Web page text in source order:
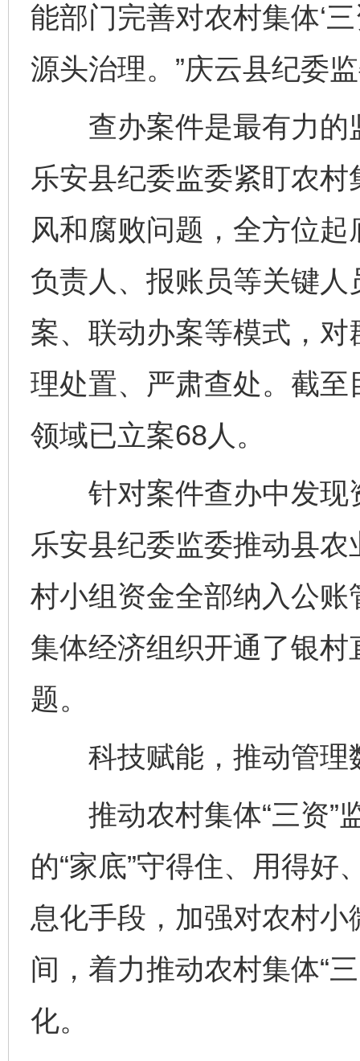
能部门完善对农村集体‘
源头治理。”庆云县纪委
查办案件是最有力的
乐安县纪委监委紧盯农村
风和腐败问题，全方位起
负责人、报账员等关键
案、联动办案等模式，
理处置、严肃查处。截至
领域已立案68人。
针对案件查办中发现
乐安县纪委监委推动县
村小组资金全部纳入公
集体经济组织开通了银
题。
科技赋能，推动管理
推动农村集体“三资”
的“家底”守得住、用得
息化手段，加强对农村
间，着力推动农村集体“
化。